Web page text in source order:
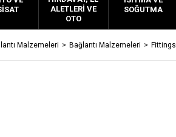
ALETLERI VE
OTO
SOĞUTMA
Malzemeleri Bağlantı Malzemeleri Fittings